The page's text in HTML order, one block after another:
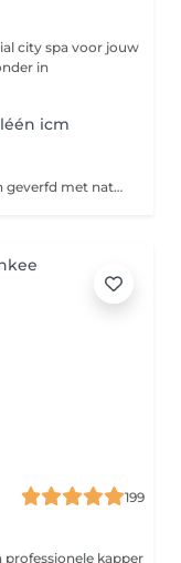
city spa voor jouw
in
icm
Bij henna brows worden de wenkbrauwen geverfd met natuurlijke henna, waarmee zowel de haartjes als de huid subtiel worden ingekleurd. Dit zorgt voor vollere, strakkere wenkbrauwen en een mooi poedereffect.
199
kapper